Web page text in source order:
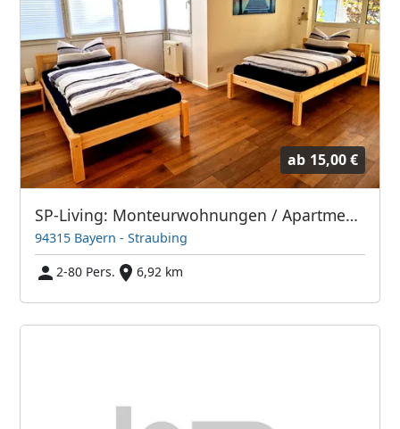
ab 15,00 €
SP-Living: Monteurwohnungen / Apartments / Häuser / Zimmer / Top
94315 Bayern - Straubing
2-80 Pers.
6,92 km